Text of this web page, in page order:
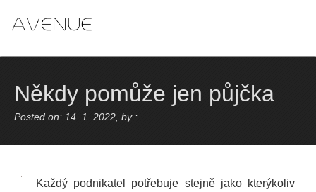
Někdy pomůže jen půjčka
Posted on: 14. 1. 2022, by :
Každý podnikatel potřebuje stejně jako kterýkoliv